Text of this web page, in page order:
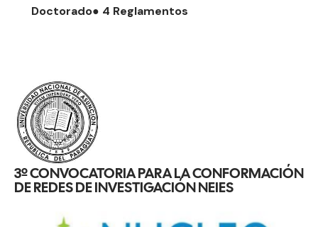
Doctorado● 4 Reglamentos
3º CONVOCATORIA PARA LA CONFORMACIÓN
DE REDES DE INVESTIGACIÓN NEIES